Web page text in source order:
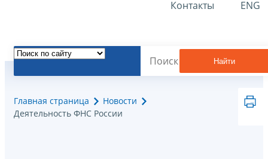
Контакты ENG
Найти
Главная страница
Новости
Деятельность ФНС России